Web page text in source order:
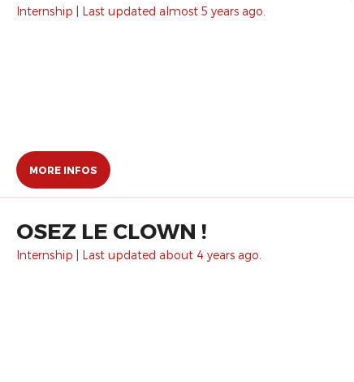
Internship | Last updated almost 5 years ago.
MORE INFOS
OSEZ LE CLOWN !
Internship | Last updated about 4 years ago.